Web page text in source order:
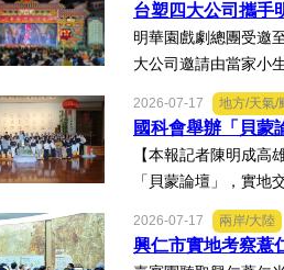
台塑四大公司攜手
明華園戲劇總團受邀
大公司邀請由當家小
2026-07-17 地方/天氣/
國科會舉辦「貝蒙
【本報記者陳明成
「貝蒙論壇」，實
2026-07-17 兩岸/大陸
興仁市實地考察薏